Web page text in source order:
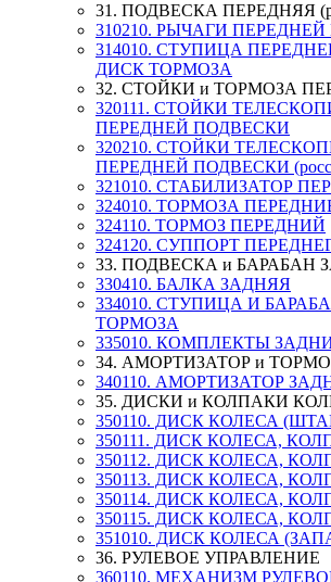
31. ПОДВЕСКА ПЕРЕДНЯЯ
310210. РЫЧАГИ
314010. СТУПИЦА
ДИСК ТОРМОЗА
32. СТОЙКИ и ТОРМОЗА
320111. СТОЙКИ
ПЕРЕДНЕЙ ПОДВЕСКИ
320210. СТОЙКИ
ПЕРЕДНЕЙ ПОДВЕСКИ
321010. СТАБИЛИЗАТОР
324010. ТОРМОЗА
324110. ТОРМОЗ ПЕРЕДНИЙ
324120. СУППОРТ
33. ПОДВЕСКА и БАРАБАН
330410. БАЛКА ЗАДНЯЯ
334010. СТУПИЦА И
ТОРМОЗА
335010. КОМПЛЕКТЫ
34. АМОРТИЗАТОР и
340110. АМОРТИЗАТОР
35. ДИСКИ и КОЛПАКИ
350110. ДИСК КОЛЕСА
350111. ДИСК КОЛЕСА,
350112. ДИСК КОЛЕСА,
350113. ДИСК КОЛЕСА,
350114. ДИСК КОЛЕСА,
350115. ДИСК КОЛЕСА,
351010. ДИСК КОЛЕСА
36. РУЛЕВОЕ УПРАВЛЕНИЕ
360110. МЕХАНИЗМ